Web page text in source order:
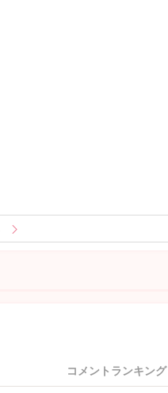
コメントランキング